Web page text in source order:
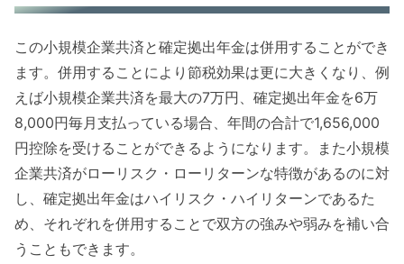
この小規模企業共済と確定拠出年金は併用することができ
ます。併用することにより節税効果は更に大きくなり、例
えば小規模企業共済を最大の7万円、確定拠出年金を6万
8,000円毎月支払っている場合、年間の合計で1,656,000
円控除を受けることができるようになります。また小規模
企業共済がローリスク・ローリターンな特徴があるのに対
し、確定拠出年金はハイリスク・ハイリターンであるた
め、それぞれを併用することで双方の強みや弱みを補い合
うこともできます。